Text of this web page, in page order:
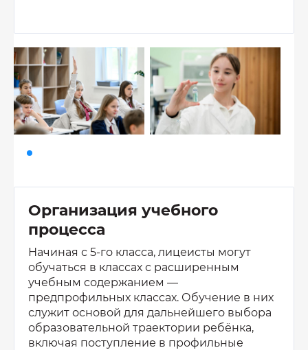
Организация учебного
процесса
Начиная с 5-го класса, лицеисты могут
обучаться в классах с расширенным
учебным содержанием —
предпрофильных классах. Обучение в них
служит основой для дальнейшего выбора
образовательной траектории ребёнка,
включая поступление в профильные